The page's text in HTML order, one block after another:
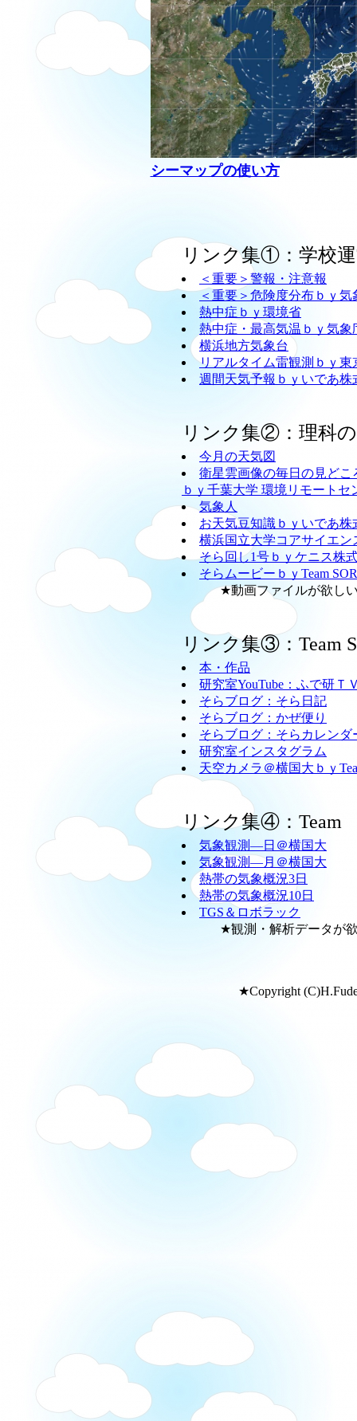
シーマップの使い方
リンク集①：学校
＜重要＞警報・注意報
＜重要＞危険度分布ｂｙ気
熱中症ｂｙ環境省
熱中症・最高気温ｂｙ気象
横浜地方気象台
リアルタイム雷観測ｂｙ東
週間天気予報ｂｙいであ株
リンク集②：理科
今月の天気図
衛星雲画像の毎日の見どこ
ｂｙ千葉大学 環境リモート
気象人
お天気豆知識ｂｙいであ株
横浜国立大学コアサイエン
そら回し1号ｂｙケニス株
そらムービーｂｙTeam
★動画ファイルが欲しい
リンク集③：Team
本・作品
研究室YouTube：ふで研Ｔ
そらブログ：そら日記
そらブログ：かぜ便り
そらブログ：そらカレンダ
研究室インスタグラム
天空カメラ＠横国大ｂｙ
リンク集④：
気象観測―日＠横国大
気象観測―月＠横国大
熱帯の気象概況3日
熱帯の気象概況10日
TGS＆ロボラック
★観測・解析データが欲し
★Copyright